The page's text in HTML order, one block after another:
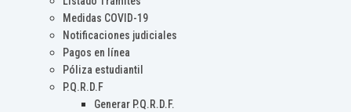
Medidas COVID-19
Notificaciones judiciales
Pagos en línea
Póliza estudiantil
P.Q.R.D.F
Generar P.Q.R.D.F.